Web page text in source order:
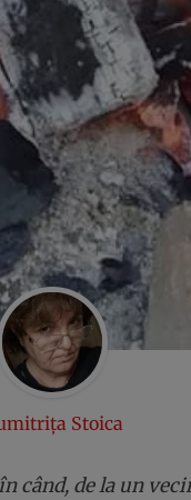
Stoica
când, de la un